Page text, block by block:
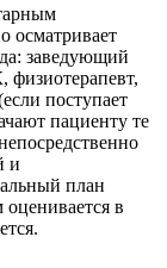
осматривает
заведующий
физиотерапевт,
поступает
пациенту те
и
план
в